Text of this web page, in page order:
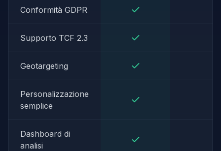
Conformità GDPR
Supporto TCF 2.3
Geotargeting
Personalizzazione
semplice
Dashboard di
analisi